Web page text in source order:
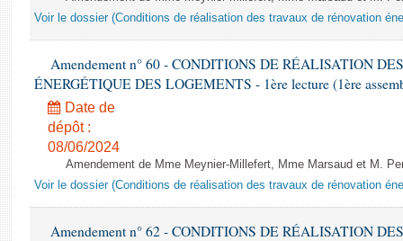
Voir le dossier (Conditions de réalisation des travaux de rénovation
Amendement n° 60 - CONDITIONS DE RÉALISATION
ÉNERGÉTIQUE DES LOGEMENTS - 1ère lecture (1ère
Date de
dépôt :
08/06/2024
Amendement de Mme Meynier-Millefert, Mme Marsaud et M.
Voir le dossier (Conditions de réalisation des travaux de rénovation
Amendement n° 62 - CONDITIONS DE RÉALISATION